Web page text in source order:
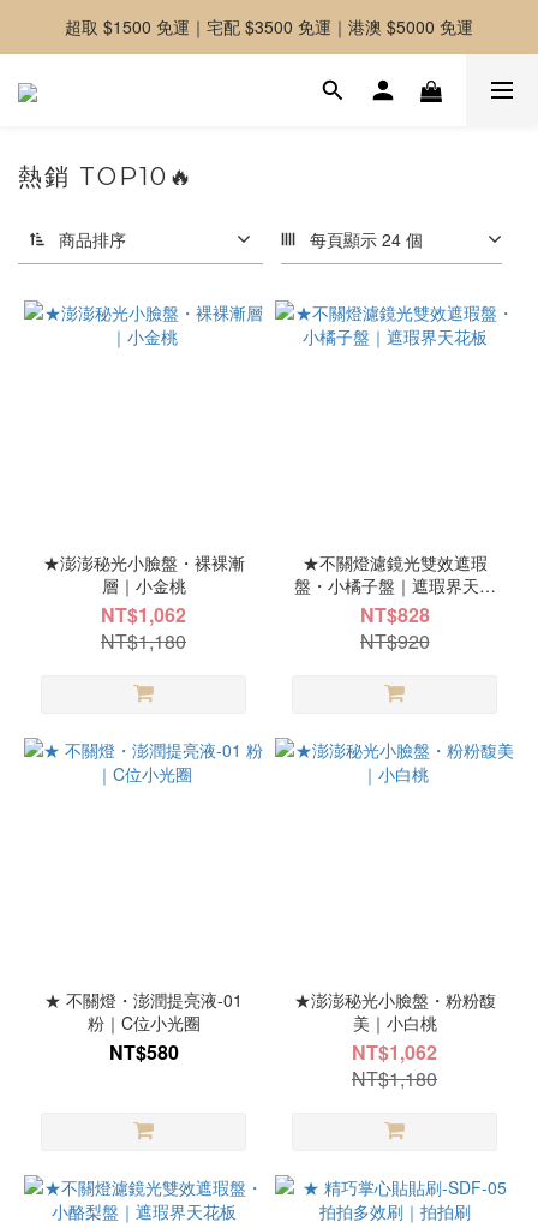
-好友募集中-加入官方LINE好友獲取優惠券
超取 $1500 免運｜宅配 $3500 免運｜港澳 $5000 免運
-好友募集中-加入官方LINE好友獲取優惠券
熱銷 TOP10🔥
商品排序 每頁顯示 24 個
★澎澎秘光小臉盤・裸裸漸
層｜小金桃
NT$1,062
NT$1,180
★不關燈濾鏡光雙效遮瑕
盤・小橘子盤｜遮瑕界天花
板
NT$828
NT$920
★ 不關燈・澎潤提亮液-01
粉｜C位小光圈
NT$580
★澎澎秘光小臉盤・粉粉馥
美｜小白桃
NT$1,062
NT$1,180